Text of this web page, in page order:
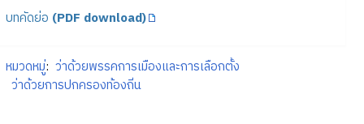
บทคัดย่อ (PDF download)
หมวดหมู่: ว่าด้วยพรรคการเมืองและการเลือกตั้ง
ว่าด้วยการปกครองท้องถิ่น